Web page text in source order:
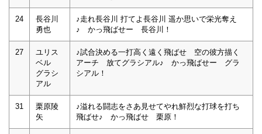
24
長谷川
勇也
♪走れ長谷川 打てよ長谷川 遥か思いで栄光奪え
♪ かっ飛ばせー 長谷川！
27
ユリス
ベル
グラシ
アル
♪試合決める一打高く遠く飛ばせ 空の彼方描く
アーチ 放てグラシアル♪ かっ飛ばせー グラ
シアル！
31
栗原陵
矢
♪溢れる闘志をさあ見せてやれ鮮烈な打球を打ち
飛ばせ♪ かっ飛ばせ 栗原！